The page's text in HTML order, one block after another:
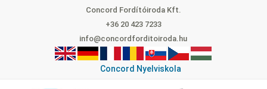
Concord Fordítóiroda Kft.
+36 20 423 7233
info@concordforditoiroda.hu
Concord Nyelviskola